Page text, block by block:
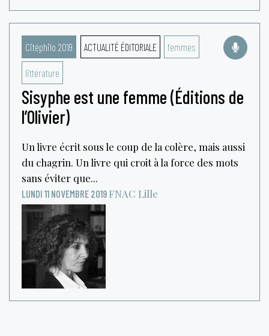
Citéphilo 2019 ACTUALITÉ ÉDITORIALE femmes
littérature
Sisyphe est une femme (Éditions de
l’Olivier)
Un livre écrit sous le coup de la colère, mais aussi
du chagrin. Un livre qui croit à la force des mots
sans éviter que...
LUNDI 11 NOVEMBRE 2019 FNAC Lille